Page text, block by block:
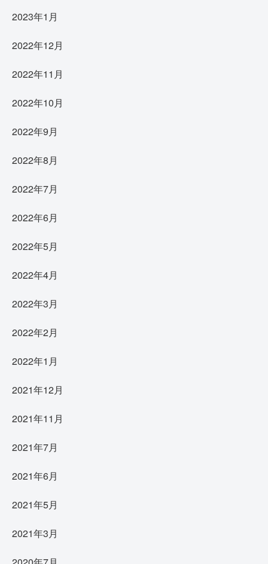
2023年1月
2022年12月
2022年11月
2022年10月
2022年9月
2022年8月
2022年7月
2022年6月
2022年5月
2022年4月
2022年3月
2022年2月
2022年1月
2021年12月
2021年11月
2021年7月
2021年6月
2021年5月
2021年3月